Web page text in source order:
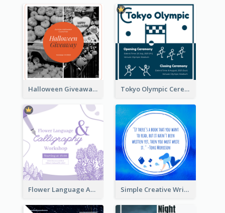
Halloween Giveaway Instagram Post Tokyo Olympic Ceremony Instagram Post
Flower Language And Calligraphy Instagram Post Simple Creative Writing Quote Instagram Post